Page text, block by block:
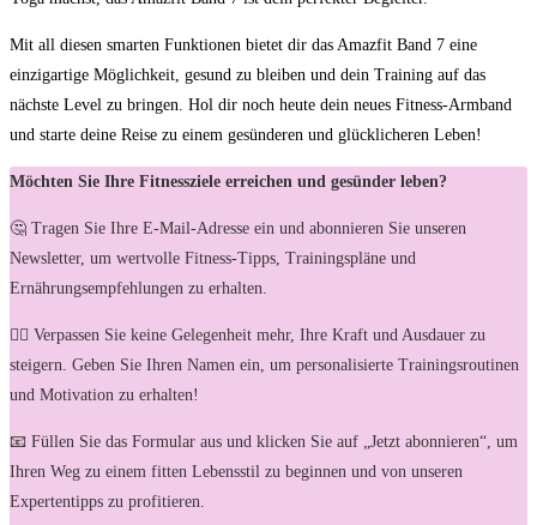
Mit all diesen smarten Funktionen bietet dir das Amazfit Band 7 eine
einzigartige Möglichkeit, gesund zu bleiben und dein Training auf das
nächste Level zu bringen. Hol dir noch heute dein neues Fitness-Armband
und starte deine Reise zu einem gesünderen und glücklicheren Leben!
Möchten Sie Ihre Fitnessziele erreichen und gesünder leben?
🤔 Tragen Sie Ihre E-Mail-Adresse ein und abonnieren Sie unseren
Newsletter, um wertvolle Fitness-Tipps, Trainingspläne und
Ernährungsempfehlungen zu erhalten.
🏋️‍♀️ Verpassen Sie keine Gelegenheit mehr, Ihre Kraft und Ausdauer zu
steigern. Geben Sie Ihren Namen ein, um personalisierte Trainingsroutinen
und Motivation zu erhalten!
📧 Füllen Sie das Formular aus und klicken Sie auf „Jetzt abonnieren“, um
Ihren Weg zu einem fitten Lebensstil zu beginnen und von unseren
Expertentipps zu profitieren.